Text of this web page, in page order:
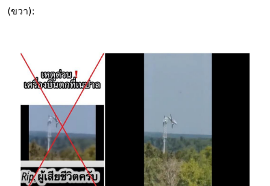
(ขวา):
Image